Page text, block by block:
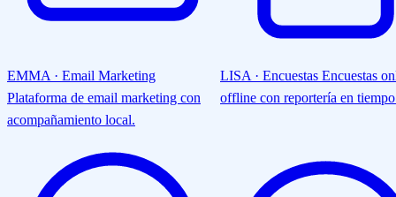
EMMA · Email Marketing
Plataforma de email marketing con
acompañamiento local.
LISA · Encuestas Encuestas
offline con reportería en